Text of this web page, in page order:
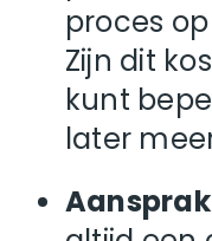
proces
Zijn dit
kunt
later